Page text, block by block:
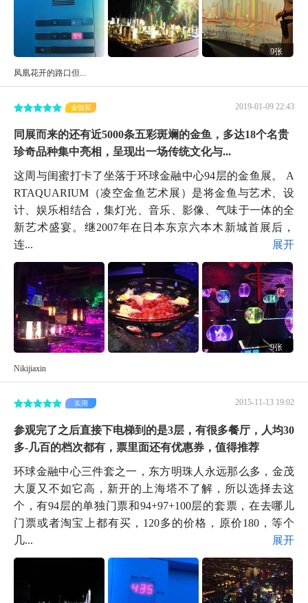
9张
凤凰花开的路口但...
2019-01-09 22:43
金骆驼
同展而来的还有近5000条五彩斑斓的金鱼，多达18个名贵
珍奇品种集中亮相，呈现出一场传统文化与...
这周与闺蜜打卡了坐落于环球金融中心94层的金鱼展。 A
RTAQUARIUM（凌空金鱼艺术展）是将金鱼与艺术、设
计、娱乐相结合，集灯光、音乐、影像、气味于一体的全
新艺术盛宴。继2007年在日本东京六本木新城首展后，
连...
展开
9张
Nikijiaxin
2015-11-13 19:02
实用
参观完了之后直接下电梯到的是3层，有很多餐厅，人均30
多-几百的档次都有，票里面还有优惠券，值得推荐
环球金融中心三件套之一，东方明珠人永远那么多，金茂
大厦又不如它高，新开的上海塔不了解，所以选择去这
个，有94层的单独门票和94+97+100层的套票，在去哪儿
门票或者淘宝上都有买，120多的价格，原价180，等个
几...
展开